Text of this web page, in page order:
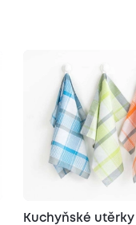
Kuchyňské utěrky